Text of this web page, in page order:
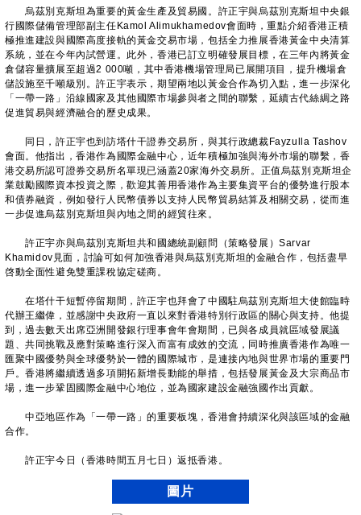
烏茲別克斯坦為重要的黃金生產及貿易國。許正宇與烏茲別克斯坦中央銀
行國際儲備管理部副主任Kamol Alimukhamedov會面時，重點介紹香港正積
極推進建設與國際高度接軌的黃金交易市場，包括全力推展香港黃金中央清算
系統，並在今年內試營運。此外，香港已訂立明確發展目標，在三年內將黃金
倉儲容量擴展至超過2 000噸，其中香港機場管理局已展開項目，提升機場倉
儲設施至千噸級別。許正宇表示，期望兩地以黃金合作為切入點，進一步深化
「一帶一路」沿線國家及其他國際市場參與者之間的聯繫，延續古代絲綢之路
促進貿易與經濟融合的歷史成果。
同日，許正宇也到訪塔什干證券交易所，與其行政總裁Fayzulla Tashov
會面。他指出，香港作為國際金融中心，近年積極加強與海外市場的聯繫，香
港交易所認可證券交易所名單現已涵蓋20家海外交易所。正值烏茲別克斯坦企
業鼓勵國際資本投資之際，歡迎其善用香港作為主要集資平台的優勢進行股本
和債券融資，例如發行人民幣債券以支持人民幣貿易結算及相關交易，從而進
一步促進烏茲別克斯坦與內地之間的經貿往來。
許正宇亦與烏茲別克斯坦共和國總統副顧問（策略發展）Sarvar
Khamidov見面，討論可如何加強香港與烏茲別克斯坦的金融合作，包括盡早
啓動全面性避免雙重課稅協定磋商。
在塔什干短暫停留期間，許正宇也拜會了中國駐烏茲別克斯坦大使館臨時
代辦王繼偉，並感謝中央政府一直以來對香港特別行政區的關心與支持。他提
到，過去數天出席亞洲開發銀行理事會年會期間，已與各成員就區域發展議
題、共同挑戰及應對策略進行深入而富有成效的交流，同時推廣香港作為唯一
匯聚中國優勢與全球優勢於一體的國際城市，是連接內地與世界市場的重要門
戶。香港將繼續透過多項開拓新增長動能的舉措，包括發展黃金及大宗商品市
場，進一步鞏固國際金融中心地位，並為國家建設金融強國作出貢獻。
中亞地區作為「一帶一路」的重要板塊，香港會持續深化與該區域的金融
合作。
許正宇今日（香港時間五月七日）返抵香港。
圖片